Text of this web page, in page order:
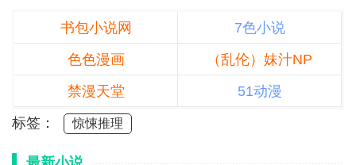
书包小说网
7色小说
色色漫画
（乱伦）妹汁NP
禁漫天堂
51动漫
标签：
惊悚推理